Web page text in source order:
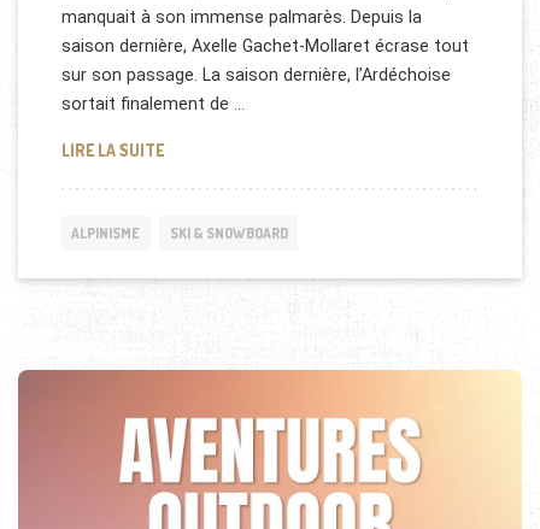
manquait à son immense palmarès. Depuis la
saison dernière, Axelle Gachet-Mollaret écrase tout
sur son passage. La saison dernière, l’Ardéchoise
sortait finalement de …
LIRE LA SUITEUNE FRANÇAISE CHAMPIONNE DU MONDE DE SKI-
ALPINISME SKI & SNOWBOARD